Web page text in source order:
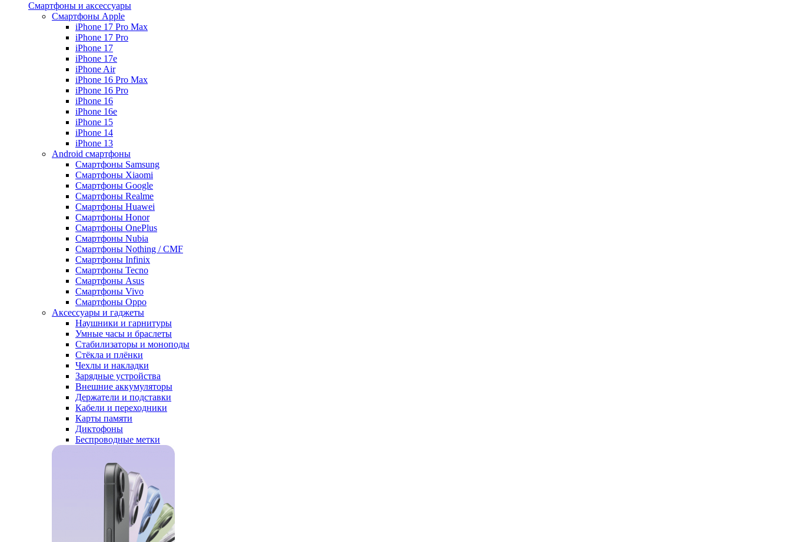
Смартфоны и аксессуары
Смартфоны Apple
iPhone 17 Pro Max
iPhone 17 Pro
iPhone 17
iPhone 17e
iPhone Air
iPhone 16 Pro Max
iPhone 16 Pro
iPhone 16
iPhone 16e
iPhone 15
iPhone 14
iPhone 13
Android cмартфоны
Смартфоны Samsung
Смартфоны Xiaomi
Смартфоны Google
Смартфоны Realme
Смартфоны Huawei
Смартфоны Honor
Смартфоны OnePlus
Смартфоны Nubia
Смартфоны Nothing / CMF
Смартфоны Infinix
Смартфоны Tecno
Смартфоны Asus
Смартфоны Vivo
Смартфоны Oppo
Аксессуары и гаджеты
Наушники и гарнитуры
Умные часы и браслеты
Стабилизаторы и моноподы
Стёкла и плёнки
Чехлы и накладки
Зарядные устройства
Внешние аккумуляторы
Держатели и подставки
Кабели и переходники
Карты памяти
Диктофоны
Беспроводные метки